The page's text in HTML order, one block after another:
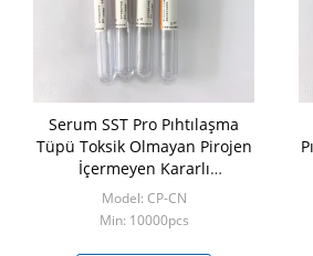
Serum SST Pro Pıhtılaşma
Tüpü Toksik Olmayan Pirojen
İçermeyen Kararlı
Performans
Model: CP-CN
Min: 10000pcs